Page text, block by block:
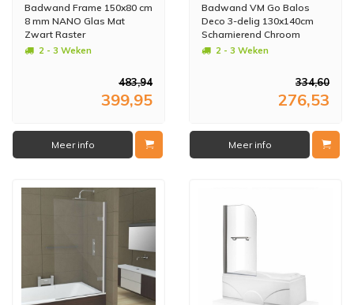
Badwand Frame 150x80 cm
8 mm NANO Glas Mat
Zwart Raster
2 - 3 Weken
483,94
399,95
Meer info
Badwand VM Go Balos
Deco 3-delig 130x140cm
Scharnierend Chroom
Profiel 5mm Veiligheidsglas
2 - 3 Weken
334,60
276,53
Meer info